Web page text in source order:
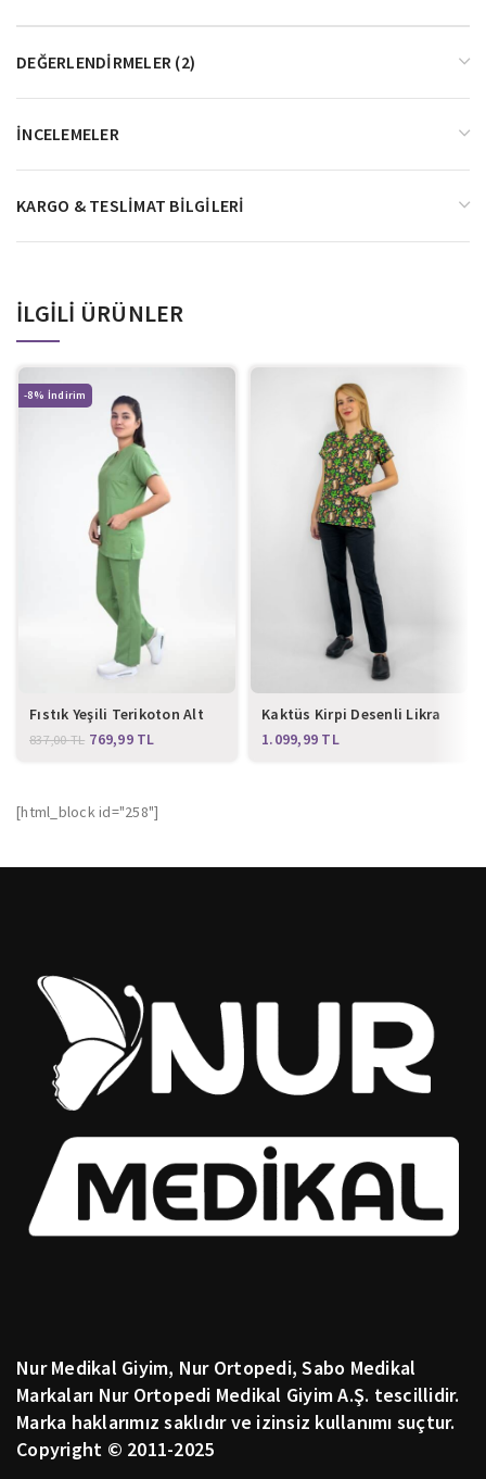
DEĞERLENDIRMELER (2)
İNCELEMELER
KARGO & TESLIMAT BILGILERI
İLGILI ÜRÜNLER
-8%
Fıstık Yeşili Terikoton Alt
Üst Takım
837,00TL 769,99 TL
Kaktüs Kirpi Desenli Likra
Alt Üst Forma Takım
TL
[html_block id="258"]
Nur Medikal Giyim, Nur Ortopedi, Sabo Medikal
Markaları Nur Ortopedi Medikal Giyim A.Ş. tescillidir.
Marka haklarımız saklıdır ve izinsiz kullanımı suçtur.
Copyright © 2011-2025